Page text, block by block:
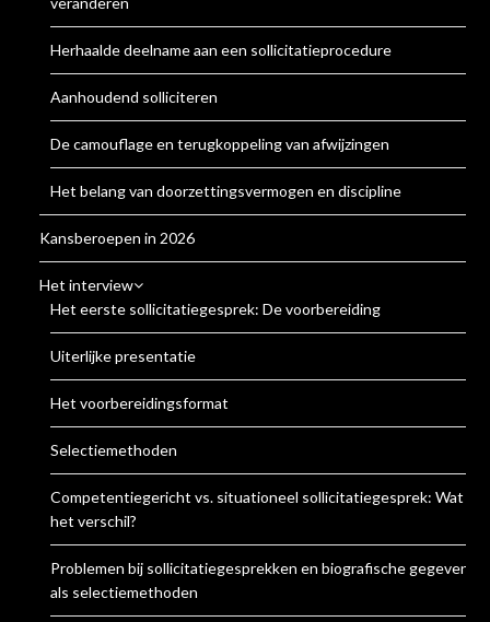
Herhaalde deelname aan een sollicitatieprocedure
Aanhoudend solliciteren
De camouflage en terugkoppeling van afwijzingen
Het belang van doorzettingsvermogen en discipline
Kansberoepen in 2026
Het interview
Het eerste sollicitatiegesprek: De voorbereiding
Uiterlijke presentatie
Het voorbereidingsformat
Selectiemethoden
Competentiegericht vs. situationeel sollicitatiegesprek: Wat is
het verschil?
Problemen bij sollicitatiegesprekken en biografische gegevens
als selectiemethoden